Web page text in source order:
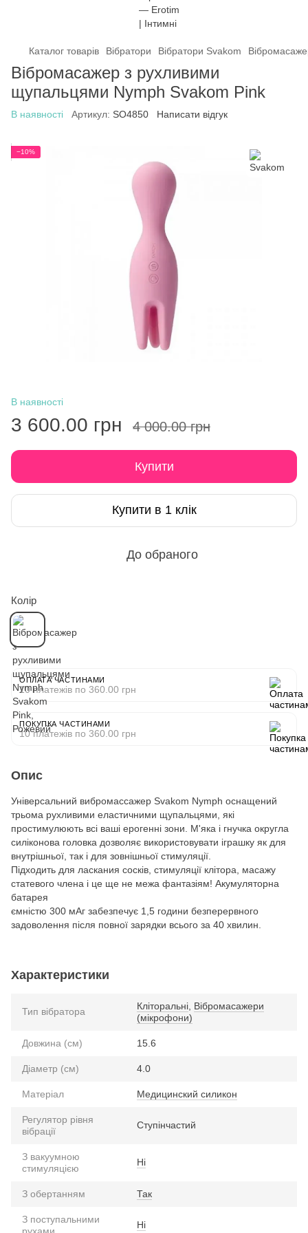
Каталог товарів Вібратори Вібратори Svakom
Вібромасажер з рухливими
щупальцями Nymph Svakom Pink
В наявності Артикул: SO4850 Написати відгук
−10%
В наявності
3 600.00 грн 4 000.00 грн
Купити
Купити в 1 клік
До обраного
Колір
ОПЛАТА ЧАСТИНАМИ
10 платежів по 360.00 грн
ПОКУПКА ЧАСТИНАМИ
10 платежів по 360.00 грн
Опис
Універсальний вибромассажер Svakom Nymph оснащений
трьома рухливими еластичними щупальцями, які
простимулюють всі ваші ерогенні зони. М'яка і гнучка округла
силіконова головка дозволяє використовувати іграшку як для
внутрішньої, так і для зовнішньої стимуляції.
Підходить для ласкания сосків, стимуляції клітора, масажу
статевого члена і це ще не межа фантазіям! Акумуляторна
батарея
ємністю 300 мАг забезпечує 1,5 години безперервного
задоволення після повної зарядки всього за 40 хвилин.
Характеристики
Тип вібратора Кліторальні Вібромасажери
(мікрофони)
Довжина (см) 15.6
Діаметр (см) 4.0
Матеріал Медицинский силикон
Регулятор рівня
вібрації
Ступінчастий
З вакуумною
стимуляцією
Ні
З обертанням Так
З поступальними
рухами
Ні